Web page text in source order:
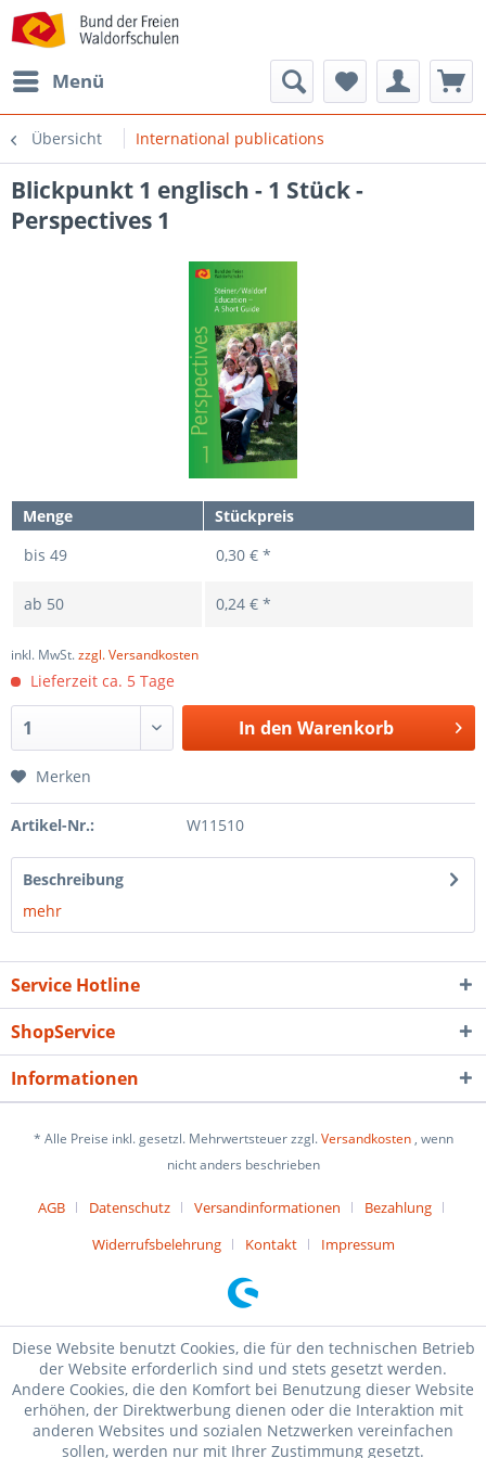
Menü
Übersicht International publications
Blickpunkt 1 englisch - 1 Stück -
Perspectives 1
Menge
Stückpreis
bis 49 0,30 € *
ab 50 0,24 € *
inkl. MwSt.zzgl. Versandkosten
Lieferzeit ca. 5 Tage
In den Warenkorb
Merken
Artikel-Nr.: W11510
Beschreibung
mehr
Service Hotline
ShopService
Informationen
* Alle Preise inkl. gesetzl. Mehrwertsteuer zzgl.Versandkosten, wenn
nicht anders beschrieben
AGB Datenschutz Versandinformationen
Bezahlung
Widerrufsbelehrung
Kontakt Impressum
Diese Website benutzt Cookies, die für den technischen Betrieb
der Website erforderlich sind und stets gesetzt werden.
Andere Cookies, die den Komfort bei Benutzung dieser Website
erhöhen, der Direktwerbung dienen oder die Interaktion mit
anderen Websites und sozialen Netzwerken vereinfachen
sollen, werden nur mit Ihrer Zustimmung gesetzt.